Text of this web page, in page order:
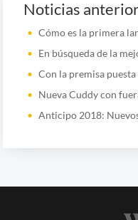
Noticias
Cómo es la primera
En búsqueda de la
Con la premisa
Nueva Cuddy con
Anticipo 2018: